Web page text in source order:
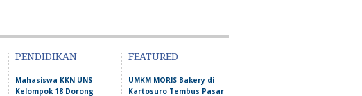
PENDIDIKAN
Mahasiswa KKN UNS
Kelompok 18 Dorong
FEATURED
UMKM MORIS Bakery di
Kartosuro Tembus Pasar